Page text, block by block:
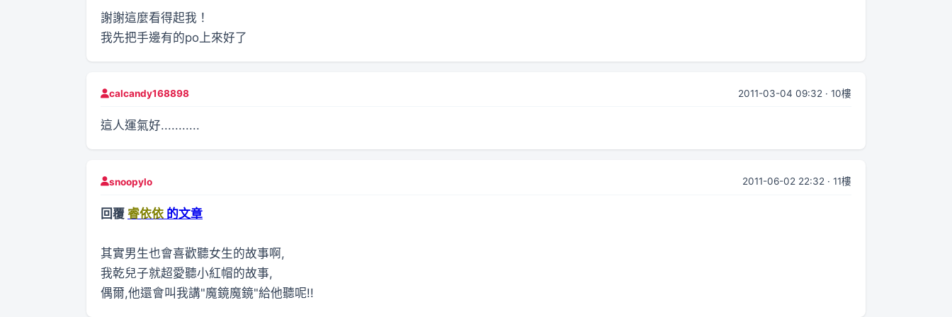
謝謝這麼看得起我！
我先把手邊有的po上來好了
calcandy168898 2011-03-04 09:32 · 10樓
這人運氣好...........
snoopylo 2011-06-02 22:32 · 11樓
回覆 睿依依 的文章
其實男生也會喜歡聽女生的故事啊,
我乾兒子就超愛聽小紅帽的故事,
偶爾,他還會叫我講"魔鏡魔鏡"給他聽呢!!